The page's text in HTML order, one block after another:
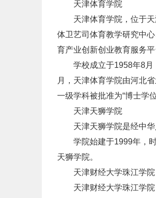
天津体育学院
天津体育学院，位于天
体卫艺司体育教学研究中
育产业创新创业教育服务
学校成立于1958年8月，
月，天津体育学院由河北
一级学科被批准为“博士学
天津天狮学院
天津天狮学院是经中华
学院始建于1999年，时
天狮学院。
天津财经大学珠江学院
天津财经大学珠江学院